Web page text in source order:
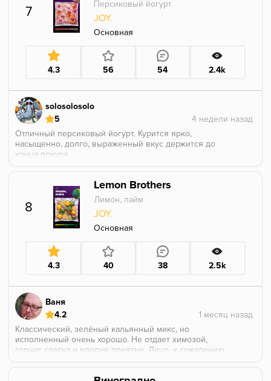
7 Персиковый йогурт
JOY.
Основная
4.3 56 54 2.4k
solosolosolo
5
Отличный персиковый йогурт. Курится ярко,
насыщенно, долго, выраженный вкус держится до
конца покура.
8
Lemon Brothers
Лимон, лайм
JOY.
Основная
4.3 40 38 2.5k
Ваня
4.2
Классический, зелёный кальянный микс, но
исполненный очень хорошо. Не отдает химозой,
горчит слегка и вполне приятно. Лицо, к сожалению,